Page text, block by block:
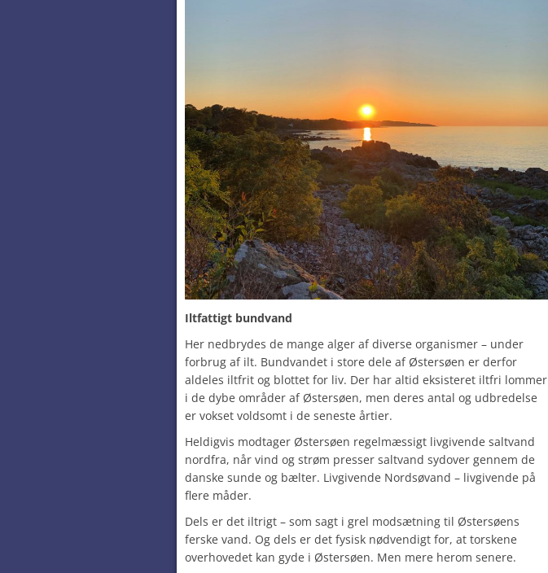
Iltfattigt bundvand
Her nedbrydes de mange alger af diverse organismer – under
forbrug af ilt. Bundvandet i store dele af Østersøen er derfor
aldeles iltfrit og blottet for liv. Der har altid eksisteret iltfri lommer
i de dybe områder af Østersøen, men deres antal og udbredelse
er vokset voldsomt i de seneste årtier.
Heldigvis modtager Østersøen regelmæssigt livgivende saltvand
nordfra, når vind og strøm presser saltvand sydover gennem de
danske sunde og bælter. Livgivende Nordsøvand – livgivende på
flere måder.
Dels er det iltrigt – som sagt i grel modsætning til Østersøens
ferske vand. Og dels er det fysisk nødvendigt for, at torskene
overhovedet kan gyde i Østersøen. Men mere herom senere.